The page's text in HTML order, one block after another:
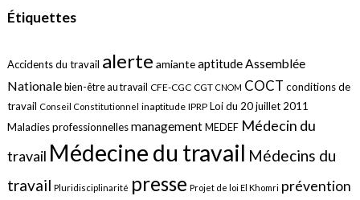
Étiquettes
Accidents du travail alerte amianteaptitudeAssemblée
Nationale bien-être au travail CFE-CGC CGT CNOM COCT conditions de
travail Conseil Constitutionnel inaptitude IPRP Loi du 20 juillet 2011
Maladies professionnellesmanagement MEDEF Médecin du
travail Médecine du travail Médecins du
travail Pluridisciplinarité presse Projet de loi El Khomri prévention